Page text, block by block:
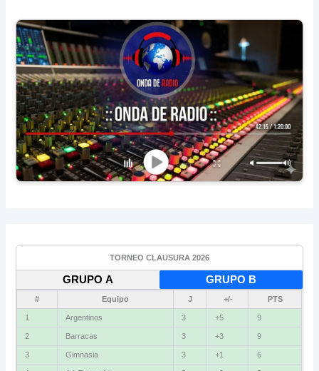
TORNEO CLAUSURA 2026
GRUPO A GRUPO B
# Equipo J +/- PTS
1 Argentinos 3 +5 9
2 Barracas 3 +3 9
3 Gimnasia 3 +1 6